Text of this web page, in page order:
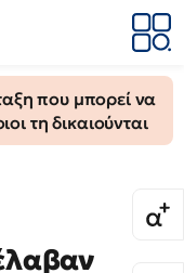
που μπορεί να
τη δικαιούνται